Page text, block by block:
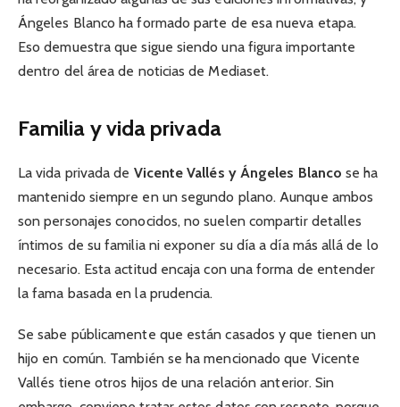
Ángeles Blanco ha formado parte de esa nueva etapa.
Eso demuestra que sigue siendo una figura importante
dentro del área de noticias de Mediaset.
Familia y vida privada
La vida privada de Vicente Vallés y Ángeles Blanco se ha
mantenido siempre en un segundo plano. Aunque ambos
son personajes conocidos, no suelen compartir detalles
íntimos de su familia ni exponer su día a día más allá de lo
necesario. Esta actitud encaja con una forma de entender
la fama basada en la prudencia.
Se sabe públicamente que están casados y que tienen un
hijo en común. También se ha mencionado que Vicente
Vallés tiene otros hijos de una relación anterior. Sin